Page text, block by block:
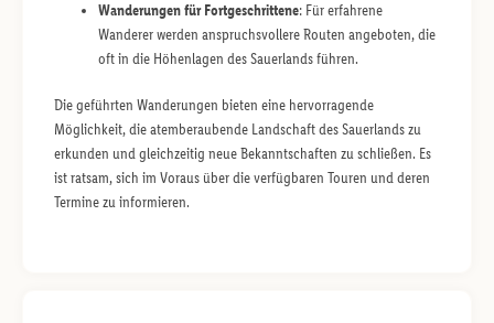
Wanderungen für Fortgeschrittene: Für erfahrene
Wanderer werden anspruchsvollere Routen angeboten, die
oft in die Höhenlagen des Sauerlands führen.
Die geführten Wanderungen bieten eine hervorragende
Möglichkeit, die atemberaubende Landschaft des Sauerlands zu
erkunden und gleichzeitig neue Bekanntschaften zu schließen. Es
ist ratsam, sich im Voraus über die verfügbaren Touren und deren
Termine zu informieren.